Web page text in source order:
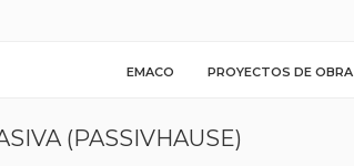
EMACO PROYECTOS DE OBRA
(PASSIVHAUSE)